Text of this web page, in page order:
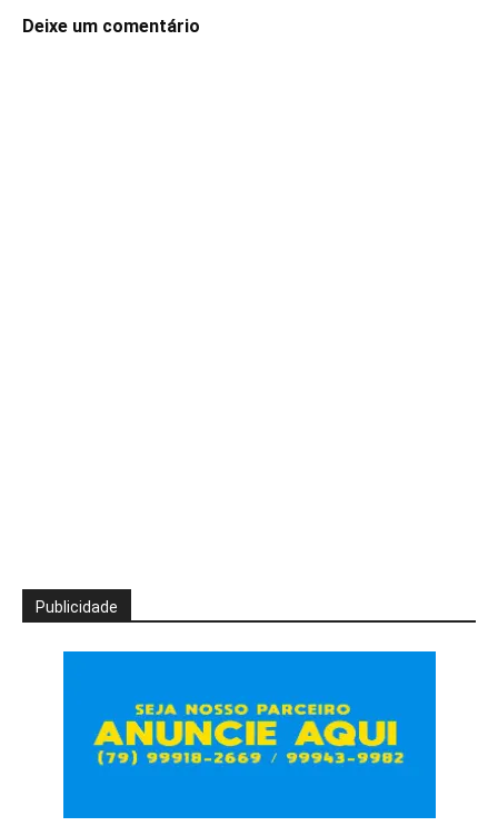
Deixe um comentário
Publicidade